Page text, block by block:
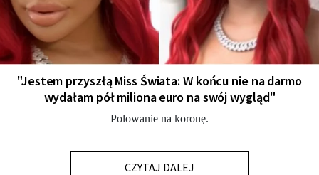
"Jestem przyszłą Miss Świata: W końcu nie na darmo
wydałam pół miliona euro na swój wygląd"
Polowanie na koronę.
CZYTAJ DALEJ